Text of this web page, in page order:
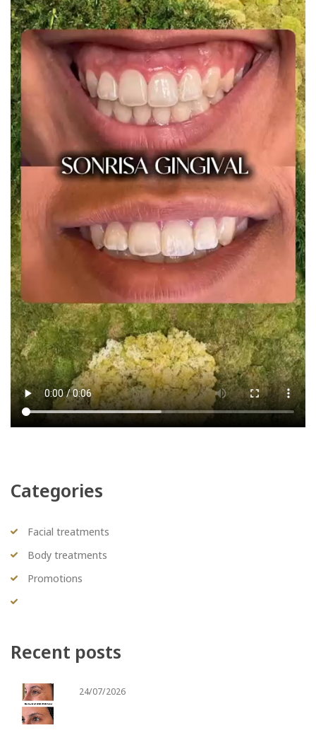
Categories
Facial treatments
Body treatments
Promotions
Recent posts
24/07/2026